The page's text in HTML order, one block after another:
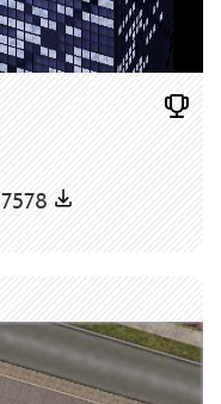
7578